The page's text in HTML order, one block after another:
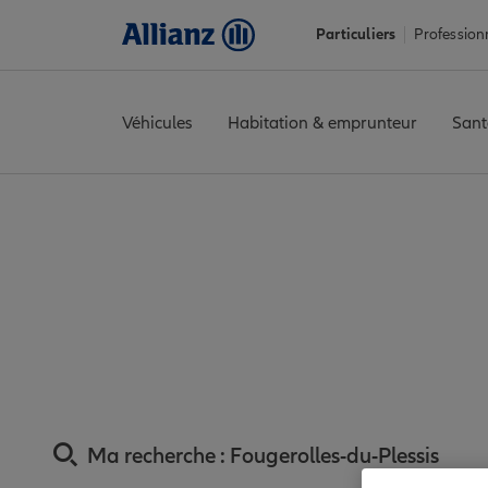
Particuliers
Véhicules Habitation & emprunteur
Ma recherche : Fougerolles-du-Plessis